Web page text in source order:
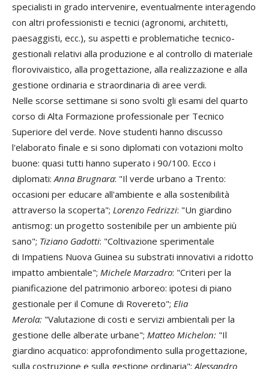
specialisti in grado intervenire, eventualmente interagendo
con altri professionisti e tecnici (agronomi, architetti,
paesaggisti, ecc.), su aspetti e problematiche tecnico-
gestionali relativi alla produzione e al controllo di materiale
florovivaistico, alla progettazione, alla realizzazione e alla
gestione ordinaria e straordinaria di aree verdi.
Nelle scorse settimane si sono svolti gli esami del quarto
corso di Alta Formazione professionale per Tecnico
Superiore del verde. Nove studenti hanno discusso
l'elaborato finale e si sono diplomati con votazioni molto
buone: quasi tutti hanno superato i 90/100. Ecco i
diplomati:Anna Brugnara: "Il verde urbano a Trento:
occasioni per educare all'ambiente e alla sostenibilità
attraverso la scoperta"; Lorenzo Fedrizzi: "Un giardino
antismog: un progetto sostenibile per un ambiente più
sano"; Tiziano Gadotti: "Coltivazione sperimentale
di Impatiens Nuova Guinea su substrati innovativi a ridotto
impatto ambientale"; Michele Marzadro: "Criteri per la
pianificazione del patrimonio arboreo: ipotesi di piano
gestionale per il Comune di Rovereto"; Elia
Merola: "Valutazione di costi e servizi ambientali per la
gestione delle alberate urbane"; Matteo Michelon: "Il
giardino acquatico: approfondimento sulla progettazione,
sulla costruzione e sulla gestione ordinaria"; Alessandro